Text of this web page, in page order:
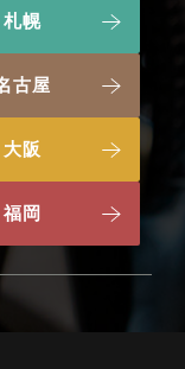
札幌
古屋
大阪
福岡